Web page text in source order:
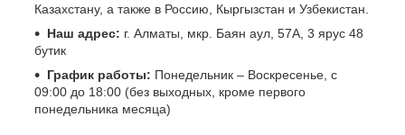
Казахстану, а также в Россию, Кыргызстан и Узбекистан.
Наш адрес: г. Алматы, мкр. Баян аул, 57А, 3 ярус 48
бутик
График работы: Понедельник – Воскресенье, с
09:00 до 18:00 (без выходных, кроме первого
понедельника месяца)